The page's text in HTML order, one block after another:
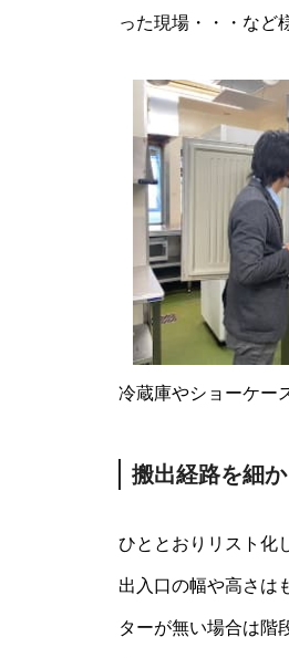
った現場・・・など
冷蔵庫やショーケー
搬出経路を細
ひととおりリスト化
出入口の幅や高さは
ターが無い場合は階